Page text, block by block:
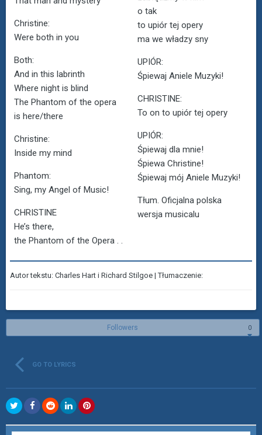
Christine:
Were both in you
Both:
And in this labrinth
Where night is blind
The Phantom of the opera
is here/there
Christine:
Inside my mind
Phantom:
Sing, my Angel of Music!
CHRISTINE
He’s there,
the Phantom of the Opera . .
o tak
to upiór tej opery
ma we władzy sny
UPIÓR:
Śpiewaj Aniele Muzyki!
CHRISTINE:
To on to upiór tej opery
UPIÓR:
Śpiewaj dla mnie!
Śpiewa Christine!
Śpiewaj mój Aniele Muzyki!
Tłum. Oficjalna polska
wersja musicalu
Autor tekstu: Charles Hart i Richard Stilgoe | Tłumaczenie:
Followers 0
GO TO LYRICS